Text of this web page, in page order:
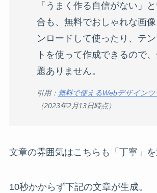
「うまく作る自信がない」
合も、無料でおしゃれな画
ンロードして使ったり、テ
トを使って作成できるので
題ありません。
引用： 無料で使えるWebデザインツ
（2023年2月13日時点）
文章の雰囲気はこちらも「丁寧」を
10秒かからず下記の文章が生成。